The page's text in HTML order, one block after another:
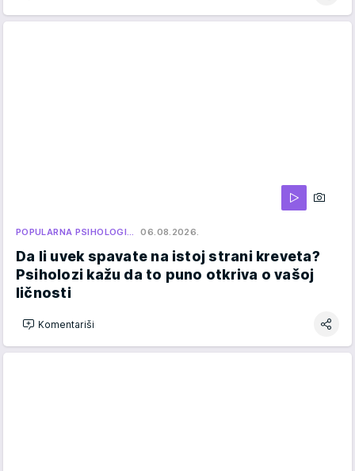
POPULARNA PSIHOLOGI… 06.08.2026.
Da li uvek spavate na istoj strani kreveta?
Psiholozi kažu da to puno otkriva o vašoj
ličnosti
Komentariši